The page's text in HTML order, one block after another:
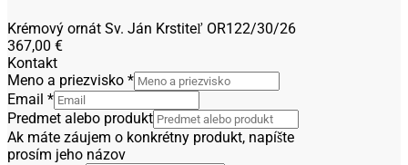
Krémový ornát Sv. Ján Krstiteľ OR122/30/26
367,00 €
Kontakt
Meno a priezvisko *
Email *
Predmet alebo produkt
Ak máte záujem o konkrétny produkt, napíšte
prosím jeho názov